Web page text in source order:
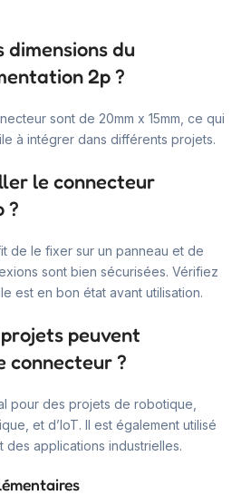
dimensions du
2p ?
sont de 20mm x 15mm, ce qui
à intégrer dans différents projets.
le connecteur
?
de le fixer sur un panneau et de
sont bien sécurisées. Vérifiez
est en bon état avant utilisation.
peuvent
connecteur ?
pour des projets de robotique,
et d’IoT. Il est également utilisé
applications industrielles.